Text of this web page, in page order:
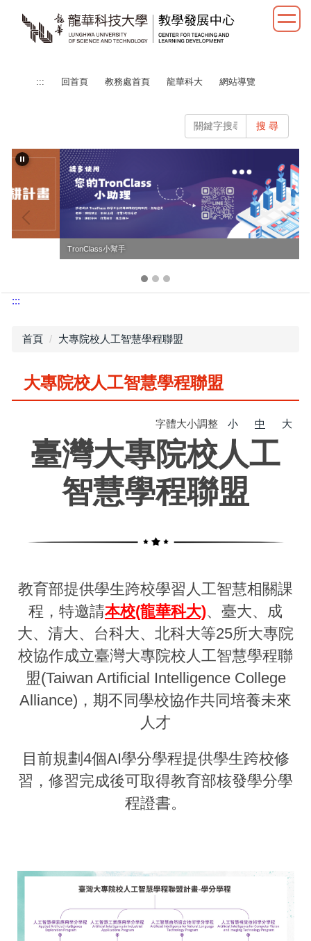
::: 回首頁 教務處首頁 龍華科大 網站導覽
搜 尋
TronClass小幫手
:::
首頁 大專院校人工智慧學程聯盟
大專院校人工智慧學程聯盟
字體大小調整 小 中 大
臺灣大專院校人工
智慧學程聯盟
教育部提供學生跨校學習人工智慧相關課
程，特邀請本校(龍華科大)、臺大、成
大、清大、台科大、北科大等25所大專院
校協作成立臺灣大專院校人工智慧學程聯
盟(Taiwan Artificial Intelligence College
Alliance)，期不同學校協作共同培養未來
人才
目前規劃4個AI學分學程提供學生跨校修
習，修習完成後可取得教育部核發學分學
程證書。